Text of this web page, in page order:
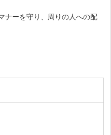
ナーを守り、周りの人への配